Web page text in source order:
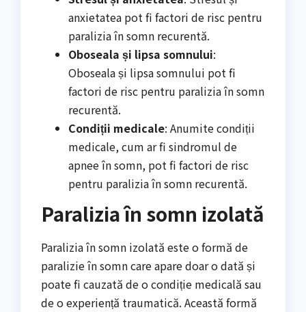
anxietatea pot fi factori de risc pentru
paralizia în somn recurentă.
Oboseala și lipsa somnului:
Oboseala și lipsa somnului pot fi
factori de risc pentru paralizia în somn
recurentă.
Condiții medicale: Anumite condiții
medicale, cum ar fi sindromul de
apnee în somn, pot fi factori de risc
pentru paralizia în somn recurentă.
Paralizia în somn izolată
Paralizia în somn izolată este o formă de
paralizie în somn care apare doar o dată și
poate fi cauzată de o condiție medicală sau
de o experiență traumatică. Această formă